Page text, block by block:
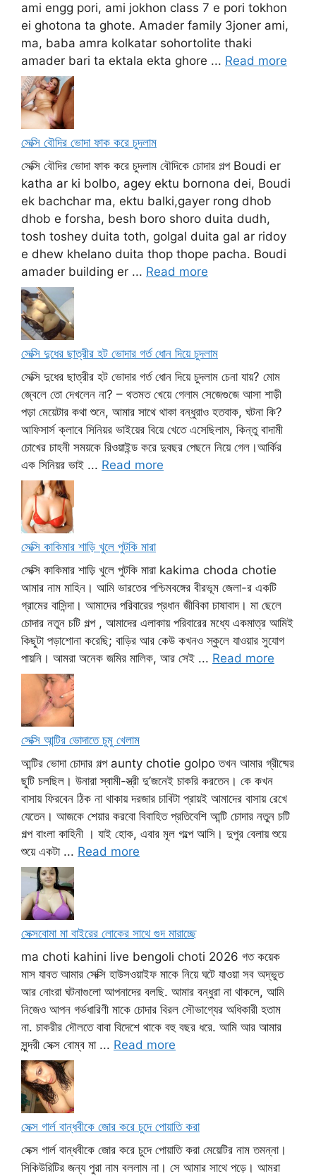
ami engg pori, ami jokhon class 7 e pori tokhon
ei ghotona ta ghote. Amader family 3joner ami,
ma, baba amra kolkatar sohortolite thaki
amader bari ta ektala ekta ghore ... Read more
সেক্সি বৌদির ভোদা ফাক করে চুদলাম
সেক্সি বৌদির ভোদা ফাক করে চুদলাম বৌদিকে চোদার গল্প Boudi er
katha ar ki bolbo, agey ektu bornona dei, Boudi
ek bachchar ma, ektu balki,gayer rong dhob
dhob e forsha, besh boro shoro duita dudh,
tosh toshey duita toth, golgal duita gal ar ridoy
e dhew khelano duita thop thope pacha. Boudi
amader building er ... Read more
সেক্সি দুধের ছাত্রীর হট ভোদার গর্ত ধোন দিয়ে চুদলাম
সেক্সি দুধের ছাত্রীর হট ভোদার গর্ত ধোন দিয়ে চুদলাম চেনা যায়? মোম
জ্বেলে তো দেখলেন না? – থতমত খেয়ে গেলাম সেজেগুজে আসা শাড়ী
পড়া মেয়েটার কথা শুনে, আমার সাথে থাকা বন্ধুরাও হতবাক, ঘটনা কি?
আফিসার্স ক্লাবে সিনিয়র ভাইয়ের বিয়ে খেতে এসেছিলাম, কিন্তু বাদামী
চোখের চাহনী সময়কে রিওয়াইন্ড করে দুবছর পেছনে নিয়ে গেল।আর্কির
এক সিনিয়র ভাই ... Read more
সেক্সি কাকিমার শাড়ি খুলে পুটকি মারা
সেক্সি কাকিমার শাড়ি খুলে পুটকি মারা kakima choda chotie
আমার নাম মাহিন। আমি ভারতের পশ্চিমবঙ্গের বীরভূম জেলা-র একটি
গ্রামের বাসিন্দা। আমাদের পরিবারের প্রধান জীবিকা চাষাবাদ। মা ছেলে
চোদার নতুন চটি গল্প , আমাদের এলাকায় পরিবারের মধ্যে একমাত্র আমিই
কিছুটা পড়াশোনা করেছি; বাড়ির আর কেউ কখনও স্কুলে যাওয়ার সুযোগ
পায়নি। আমরা অনেক জমির মালিক, আর সেই ... Read more
সেক্সি আন্টির ভোদাতে চুমু খেলাম
আন্টির ভোদা চোদার গল্প aunty chotie golpo তখন আমার গ্রীষ্মের
ছুটি চলছিল। উনারা স্বামী-স্ত্রী দু’জনেই চাকরি করতেন। কে কখন
বাসায় ফিরবেন ঠিক না থাকায় দরজার চাবিটা প্রায়ই আমাদের বাসায় রেখে
যেতেন। আজকে শেয়ার করবো বিবাহিত প্রতিবেশি আন্টি চোদার নতুন চটি
গল্প বাংলা কাহিনী । যাই হোক, এবার মূল গল্পে আসি। দুপুর বেলায় শুয়ে
শুয়ে একটা ... Read more
সেক্সবোমা মা বাইরের লোকের সাথে গুদ মারাচ্ছে
ma choti kahini live bengoli choti 2026 গত কয়েক
মাস যাবত আমার সেক্সি হাউসওয়াইফ মাকে নিয়ে ঘটে যাওয়া সব অদ্ভুত
আর নোংরা ঘটনাগুলো আপনাদের বলছি. আমার বন্ধুরা না থাকলে, আমি
নিজেও আপন গর্ভধারিণী মাকে চোদার বিরল সৌভাগ্যের অধিকারী হতাম
না. চাকরীর দৌলতে বাবা বিদেশে থাকে বহু বছর ধরে. আমি আর আমার
সুন্দরী সেক্স বোম্ব মা ... Read more
সেক্স গার্ল বান্ধবীকে জোর করে চুদে পোয়াতি করা
সেক্স গার্ল বান্ধবীকে জোর করে চুদে পোয়াতি করা মেয়েটির নাম তমন্না।
সিকিউরিটির জন্য পুরা নাম বললাম না। সে আমার সাথে পড়ে। আমরা